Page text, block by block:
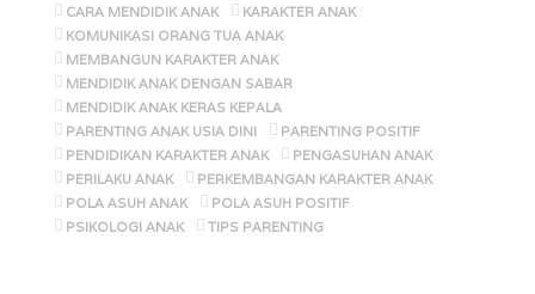
CARA MENDIDIK ANAK
KARAKTER ANAK
KOMUNIKASI ORANG TUA ANAK
MEMBANGUN KARAKTER ANAK
MENDIDIK ANAK DENGAN SABAR
MENDIDIK ANAK KERAS KEPALA
PARENTING ANAK USIA DINI
PARENTING POSITIF
PENDIDIKAN KARAKTER ANAK
PENGASUHAN ANAK
PERILAKU ANAK
PERKEMBANGAN KARAKTER ANAK
POLA ASUH ANAK
POLA ASUH POSITIF
PSIKOLOGI ANAK
TIPS PARENTING